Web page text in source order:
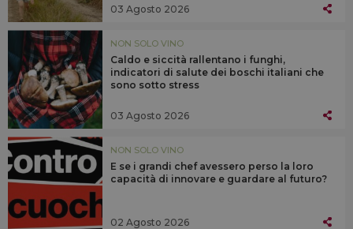
03 Agosto 2026
NON SOLO VINO
Caldo e siccità rallentano i funghi,
indicatori di salute dei boschi italiani che
sono sotto stress
03 Agosto 2026
NON SOLO VINO
E se i grandi chef avessero perso la loro
capacità di innovare e guardare al futuro?
02 Agosto 2026